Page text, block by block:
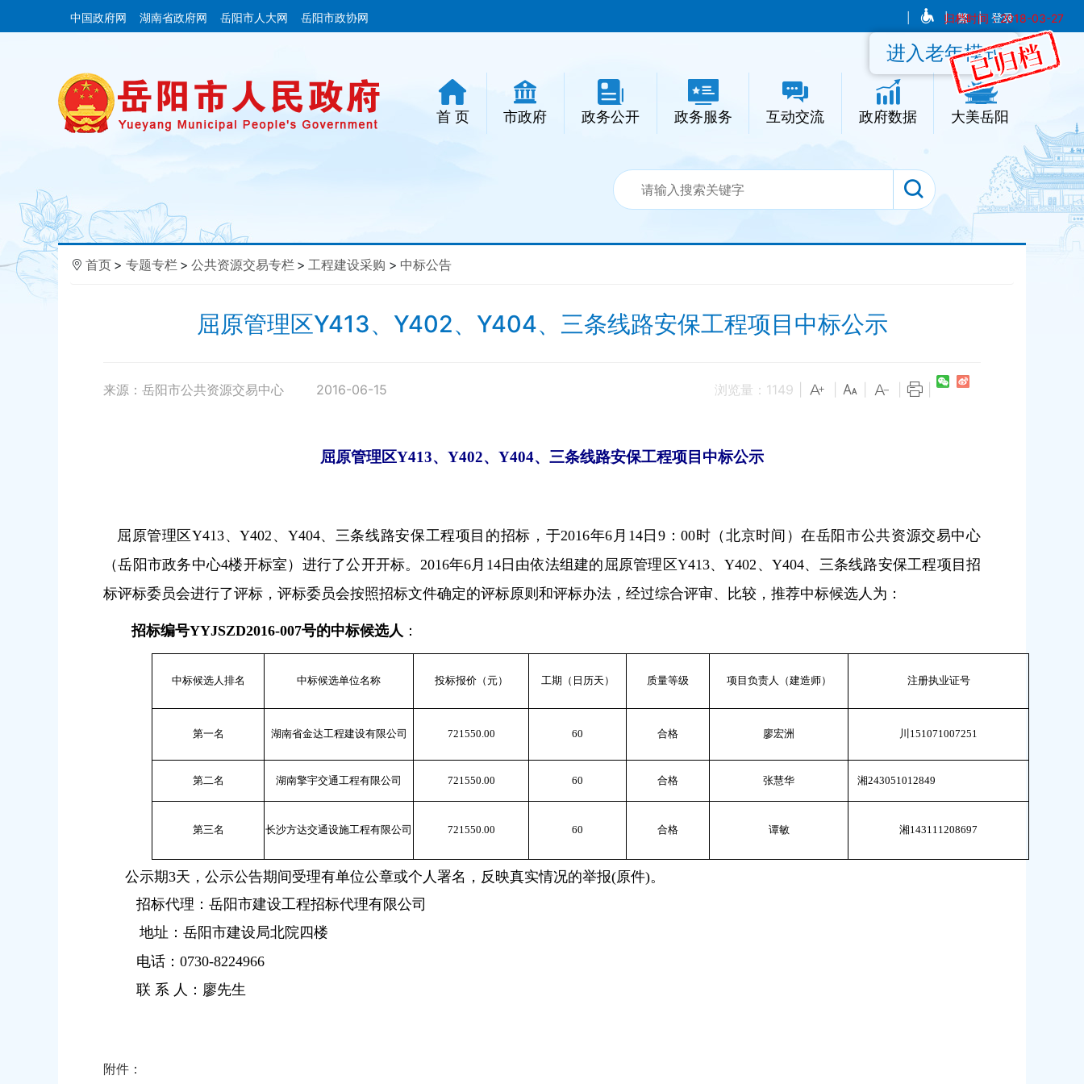
归档时间：2018-03-27
中国政府网 湖南省政府网 岳阳市人大网 岳阳市政协网 |繁| 登录
首 页 市政府 政务公开 政务服务 互动交流 政府数据 大美岳阳
进入老年模式
首页 > 专题专栏 > 公共资源交易专栏 > 工程建设采购 > 中标公告
屈原管理区Y413、Y402、Y404、三条线路安保工程项目中标公示
来源：岳阳市公共资源交易中心 2016-06-15 浏览量： 1149
屈原管理区Y413、 Y402、 Y404、三条线路安保工程项目中标公示
屈原管理区 Y413、Y402 、 Y404、三条线路安保工程项目的招标，于2016年6 月 14日 9：00时（北京时间）在岳阳市公共资源交易中心
（岳阳市政务中心4楼开标室）进行了公开开标。 2016年6月 14日由依法组建的屈原管理区Y413、Y402 、 Y404、三条线路安保工程项目招
标评标委员会进行了评标，评标委员会按照招标文件确定的评标原则和评标办法，经过综合评审、比较，推荐中标候选人为：
招标编号YYJSZD2016-007号的中标候选人 ：
中标候选人排名 中标候选单位名称 投标报价（元） 工期（日历天） 质量等级 项目负责人（建造师） 注册执业证号
第一名 湖南省金达工程建设有限公司 721550.00 60 合格 廖宏洲 川 151071007251
第二名 湖南擎宇交通工程有限公司 721550.00 60 合格 张慧华 湘243051012849
第三名 长沙方达交通设施工程有限公司 721550.00 60 合格 谭敏 湘143111208697
公示期3天，公示公告期间受理有单位公章或个人署名，反映真实情况的举报(原件)。
招标代理：岳阳市建设工程招标代理有限公司
地址：岳阳市建设局北院四楼
电话：0730-8224966
联 系 人：廖先生
附件：